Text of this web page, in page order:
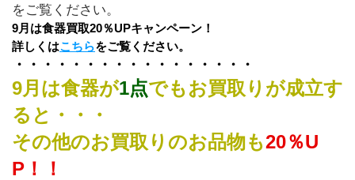
をご覧ください。
9月は食器買取20％UPキャンペーン！
詳しくはこちらをご覧ください。
・・・・・・・・・・・・・・・・・
9月は食器が1点でもお買取りが成立す
ると・・・
その他のお買取りのお品物も20％U
P！！